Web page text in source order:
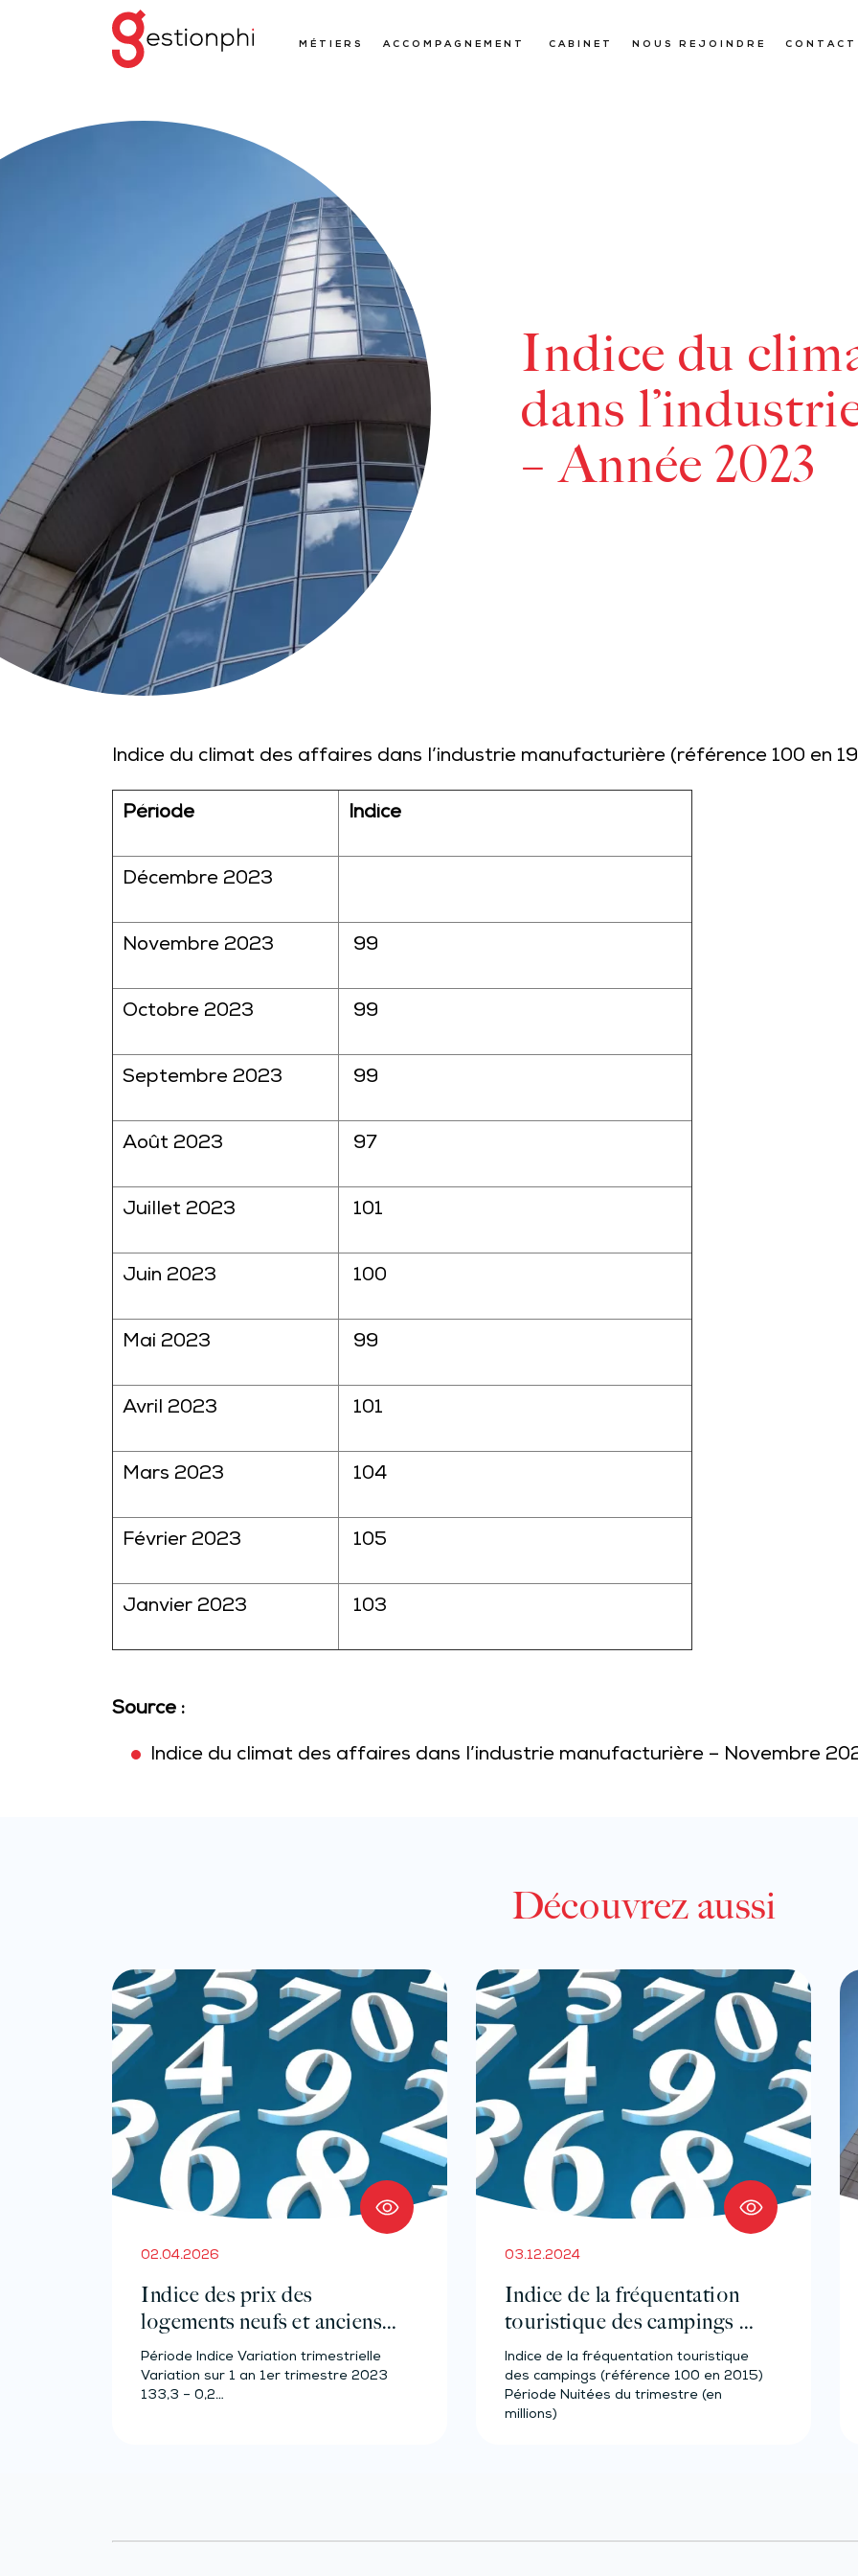
MÉTIERS ACCOMPAGNEMENT CABINET NOUS REJOINDRE CONTACT
Indice du
dans
– Année 2023
Indice du climat des affaires dans l’industrie manufacturière (référence 100 en
Période Indice
Décembre 2023
Novembre 2023 99
Octobre 2023 99
Septembre 2023 99
Août 2023 97
Juillet 2023 101
Juin 2023 100
Mai 2023 99
Avril 2023 101
Mars 2023 104
Février 2023 105
Janvier 2023 103
Source :
Indice du climat des affaires dans l’industrie manufacturière – Novembre
Découvrez aussi
02.04.2026
Indice des prix des
logements neufs et anciens –
Année 2023
Période Indice Variation trimestrielle
Variation sur 1 an 1er trimestre 2023
133,3 – 0,2…
03.12.2024
Indice de la fréquentation
touristique des campings –
Année 2023
Indice de la fréquentation touristique
des campings (référence 100 en 2015)
Période Nuitées du trimestre (en
millions)